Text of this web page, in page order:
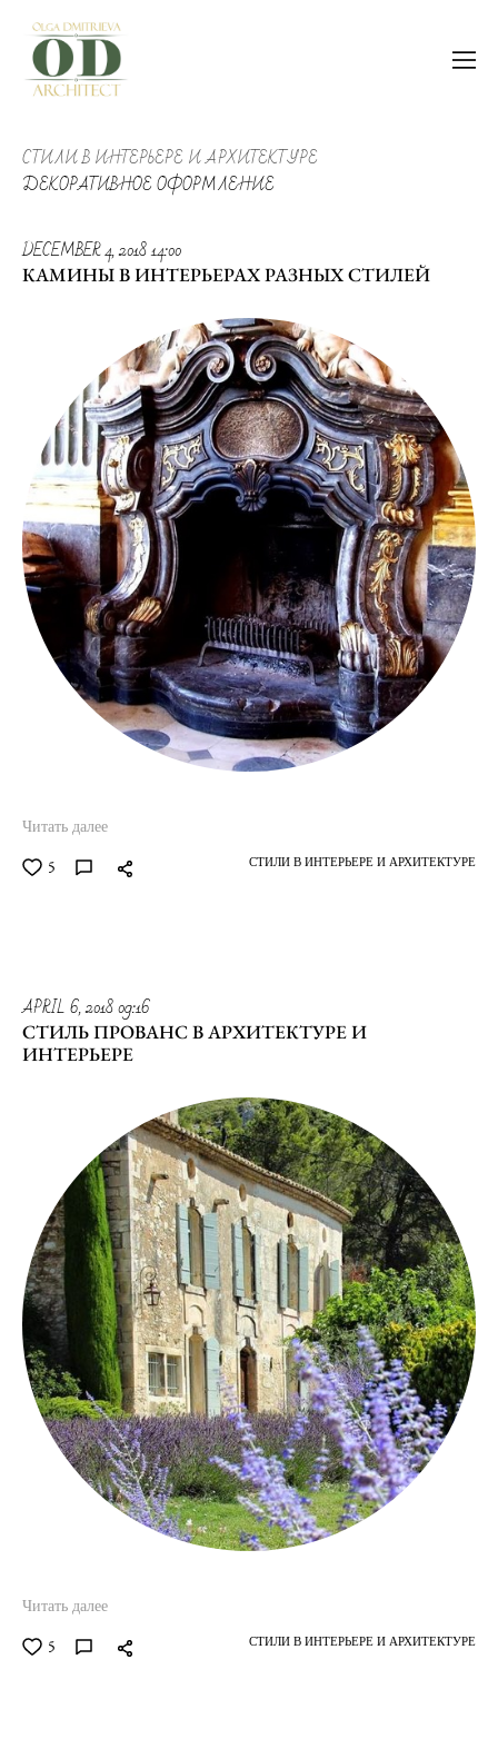
СТИЛИ В ИНТЕРЬЕРЕ И АРХИТЕКТУРЕ
ДЕКОРАТИВНОЕ ОФОРМЛЕНИЕ
Читать далее
5 СТИЛИ В ИНТЕРЬЕРЕ И АРХИТЕКТУРЕ
DECEMBER 4, 2018 14:00
КАМИНЫ В ИНТЕРЬЕРАХ РАЗНЫХ СТИЛЕЙ
Читать далее
5 СТИЛИ В ИНТЕРЬЕРЕ И АРХИТЕКТУРЕ
APRIL 6, 2018 09:16
СТИЛЬ ПРОВАНС В АРХИТЕКТУРЕ И
ИНТЕРЬЕРЕ